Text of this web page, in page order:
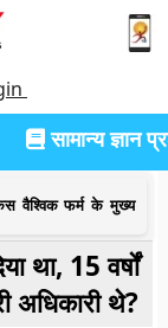
सामान्य ज्ञान
वैश्विक फर्म के मुख्य
था, 15 वर्षों
अधिकारी थे?